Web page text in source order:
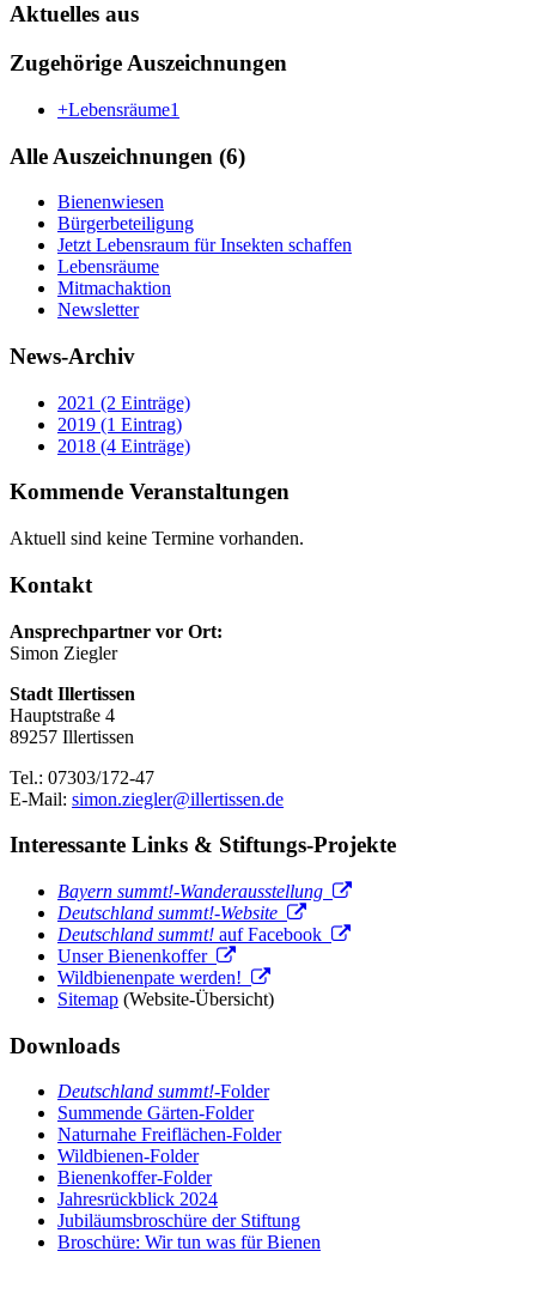
Aktuelles aus
Zugehörige Auszeichnungen
+Lebensräume1
Alle Auszeichnungen (6)
Bienenwiesen
Bürgerbeteiligung
Jetzt Lebensraum für Insekten schaffen
Lebensräume
Mitmachaktion
Newsletter
News-Archiv
2021 (2 Einträge)
2019 (1 Eintrag)
2018 (4 Einträge)
Kommende Veranstaltungen
Aktuell sind keine Termine vorhanden.
Kontakt
Ansprechpartner vor Ort:
Simon Ziegler
Stadt Illertissen
Hauptstraße 4
89257 Illertissen
Tel.: 07303/172-47
E-Mail: simon.ziegler@illertissen.de
Interessante Links & Stiftungs-Projekte
Bayern summt!-Wanderausstellung
Deutschland summt!-Website
Deutschland summt! auf Facebook
Unser Bienenkoffer
Wildbienenpate werden!
Sitemap (Website-Übersicht)
Downloads
Deutschland summt!-Folder
Summende Gärten-Folder
Naturnahe Freiflächen-Folder
Wildbienen-Folder
Bienenkoffer-Folder
Jahresrückblick 2024
Jubiläumsbroschüre der Stiftung
Broschüre: Wir tun was für Bienen